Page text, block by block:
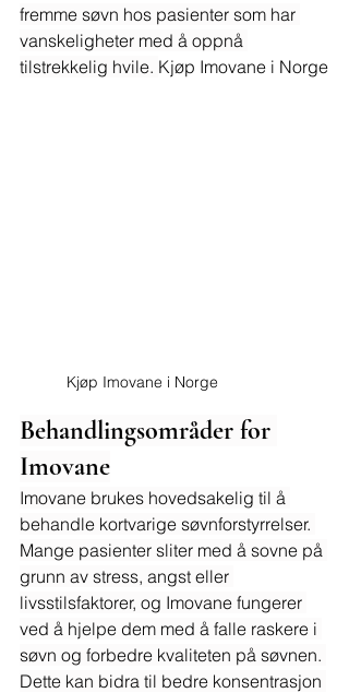
fremme søvn hos pasienter som har
vanskeligheter med å oppnå
tilstrekkelig hvile. Kjøp Imovane i Norge
Kjøp Imovane i Norge
Behandlingsområder for
Imovane
Imovane brukes hovedsakelig til å
behandle kortvarige søvnforstyrrelser.
Mange pasienter sliter med å sovne på
grunn av stress, angst eller
livsstilsfaktorer, og Imovane fungerer
ved å hjelpe dem med å falle raskere i
søvn og forbedre kvaliteten på søvnen.
Dette kan bidra til bedre konsentrasjon